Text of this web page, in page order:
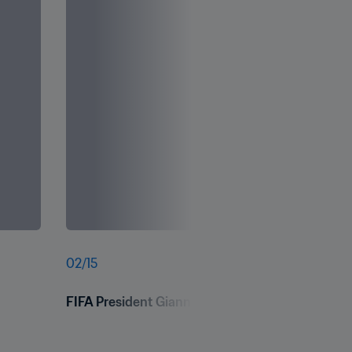
02/15
FIFA President Gianni Infantino meets with